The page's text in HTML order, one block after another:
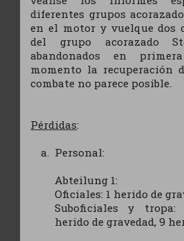
diferentes grupos
en el motor y vuelque dos
del grupo acorazado
abandonados en
momento la recuperación
combate no parece posible.
Pérdidas:
Personal:
Abteilung 1:
Oficiales: 1 herido de
Suboficiales y
herido de gravedad, 9